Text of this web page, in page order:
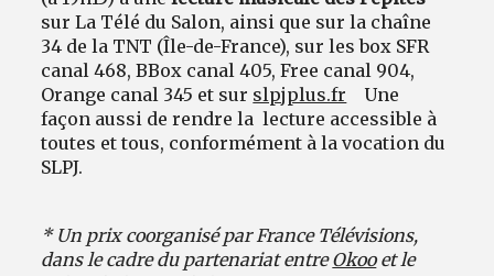
sur La Télé du Salon, ainsi que sur la chaîne
34 de la TNT (Île-de-France), sur les box SFR
canal 468, BBox canal 405, Free canal 904,
Orange canal 345 et sur slpjplus.fr Une
façon aussi de rendre la lecture accessible à
toutes et tous, conformément à la vocation du
SLPJ.
* Un prix coorganisé par France Télévisions,
dans le cadre du partenariat entreOkooet le